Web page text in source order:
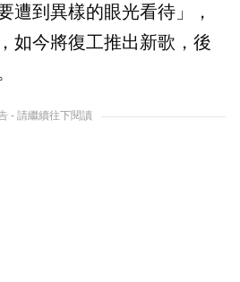
遭到異樣的眼光看待」，
如今將復工推出新歌，後
- 請繼續往下閱讀